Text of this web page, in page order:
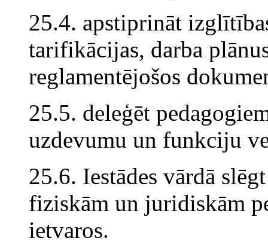
25.4. apstiprināt
tarifikācijas, darba
reglamentējošos
25.5. deleģēt
uzdevumu un funkciju
25.6. Iestādes vārdā
fiziskām un juridiskām
ietvaros.